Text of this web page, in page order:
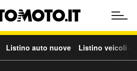
Listino auto nuove Listino veicoli